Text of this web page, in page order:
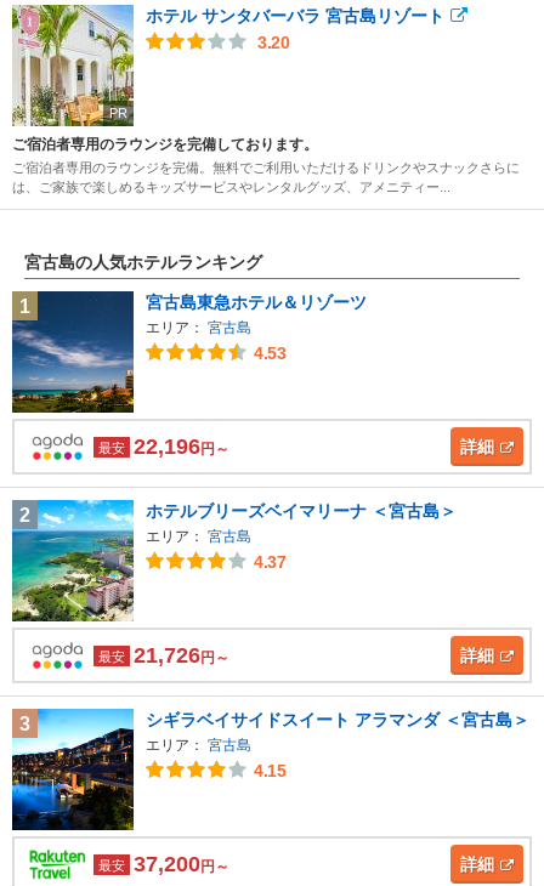
PR
ホテル サンタバーバラ 宮古島リゾート
3.20
ご宿泊者専用のラウンジを完備しております。
ご宿泊者専用のラウンジを完備。無料でご利用いただけるドリンクやスナックさらに
は、ご家族で楽しめるキッズサービスやレンタルグッズ、アメニティー...
宮古島の人気ホテルランキング
1 宮古島東急ホテル＆リゾーツ
エリア： 宮古島
4.53
最安 22,196円～ 詳細
2 ホテルブリーズベイマリーナ ＜宮古島＞
エリア： 宮古島
4.37
最安 21,726円～ 詳細
3 シギラベイサイドスイート アラマンダ ＜宮古島＞
エリア： 宮古島
4.15
最安 37,200円～ 詳細